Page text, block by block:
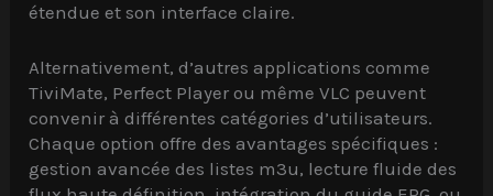
étendue et son interface claire.
Alternativement, d’autres applications comme
TiviMate, Perfect Player ou même VLC peuvent
convenir à différentes catégories d’utilisateurs.
Chaque option offre des avantages spécifiques :
gestion avancée des listes m3u, lecture fluide des